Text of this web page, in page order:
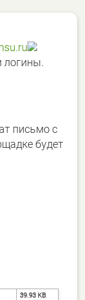
логины.
письмо с
будет
39.93 KB